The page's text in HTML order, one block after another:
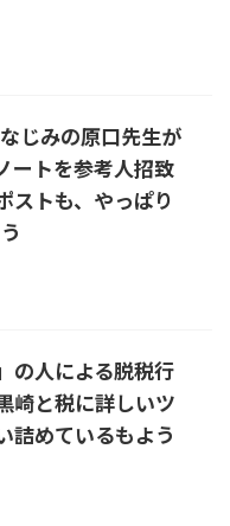
じみの原口先生が
ートを参考人招致
ストも、やっぱり
の人による脱税行
崎と税に詳しいツ
詰めているもよう